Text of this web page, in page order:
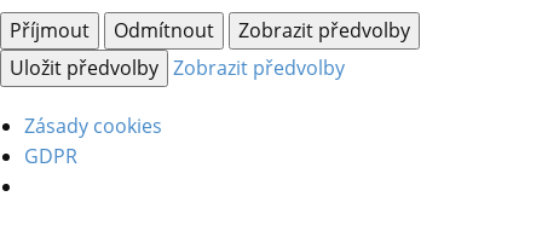
Příjmout Odmítnout
Zobrazit předvolby
Uložit předvolby Zobrazit předvolby
Zásady cookies
GDPR